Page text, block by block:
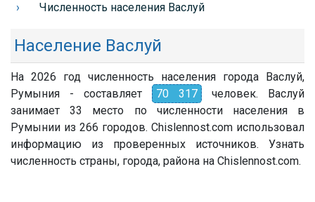
Численность населения Васлуй
Население Васлуй
На 2026 год численность населения города Васлуй,
Румыния - составляет
70 317
человек. Васлуй
занимает 33 место по численности населения в
Румынии из 266 городов. Chislennost.com использовал
информацию из проверенных источников. Узнать
численность страны, города, района на Chislennost.com.